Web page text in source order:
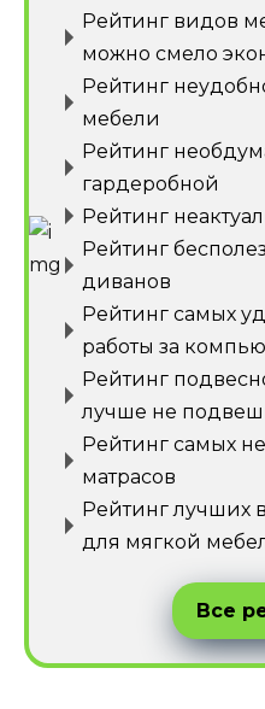
Рейтинг видов
можно смело
Рейтинг
мебели
Рейтинг
гардеробной
Рейтинг
Рейтинг
диванов
Рейтинг самых
работы за
Рейтинг
лучше не
Рейтинг самых
матрасов
Рейтинг лучших
для мягкой
Все